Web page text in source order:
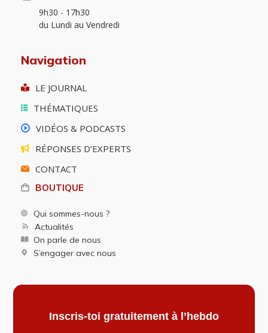
9h30 - 17h30
du Lundi au Vendredi
Navigation
LE JOURNAL
THÉMATIQUES
VIDÉOS & PODCASTS
RÉPONSES D’EXPERTS
CONTACT
BOUTIQUE
Qui sommes-nous ?
Actualités
On parle de nous
S’engager avec nous